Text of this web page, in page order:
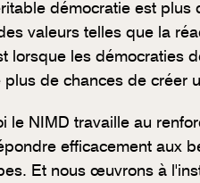
démocratie est
valeurs telles que la
lorsque les démocraties
plus de chances de créer
le NIMD travaille au
efficacement aux
Et nous œuvrons à